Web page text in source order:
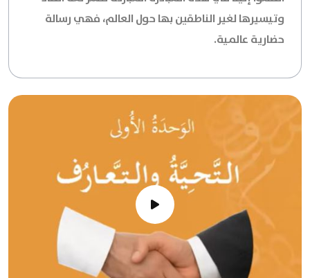
وتيسيرها لغير الناطقين بها حول العالم، فهي رسالة
حضارية عالمية.